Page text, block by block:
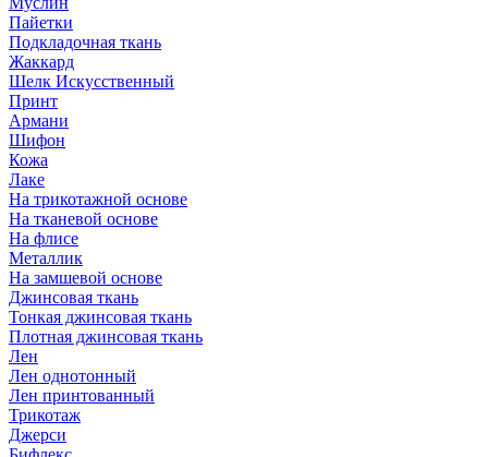
Пайетки
Подкладочная ткань
Жаккард
Шелк Искусственный
Принт
Армани
Шифон
Кожа
Лаке
На трикотажной основе
На тканевой основе
На флисе
Металлик
На замшевой основе
Джинсовая ткань
Тонкая джинсовая ткань
Плотная джинсовая ткань
Лен
Лен однотонный
Лен принтованный
Трикотаж
Джерси